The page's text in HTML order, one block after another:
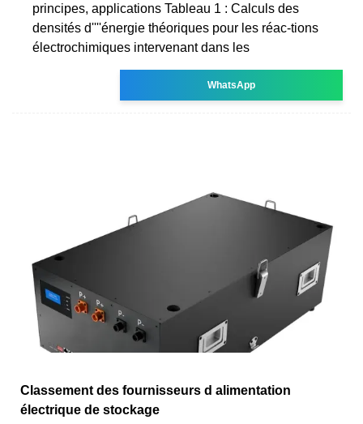
principes, applications Tableau 1 : Calculs des
densités d''''énergie théoriques pour les réac-tions
électrochimiques intervenant dans les
WhatsApp
Classement des fournisseurs d alimentation
électrique de stockage